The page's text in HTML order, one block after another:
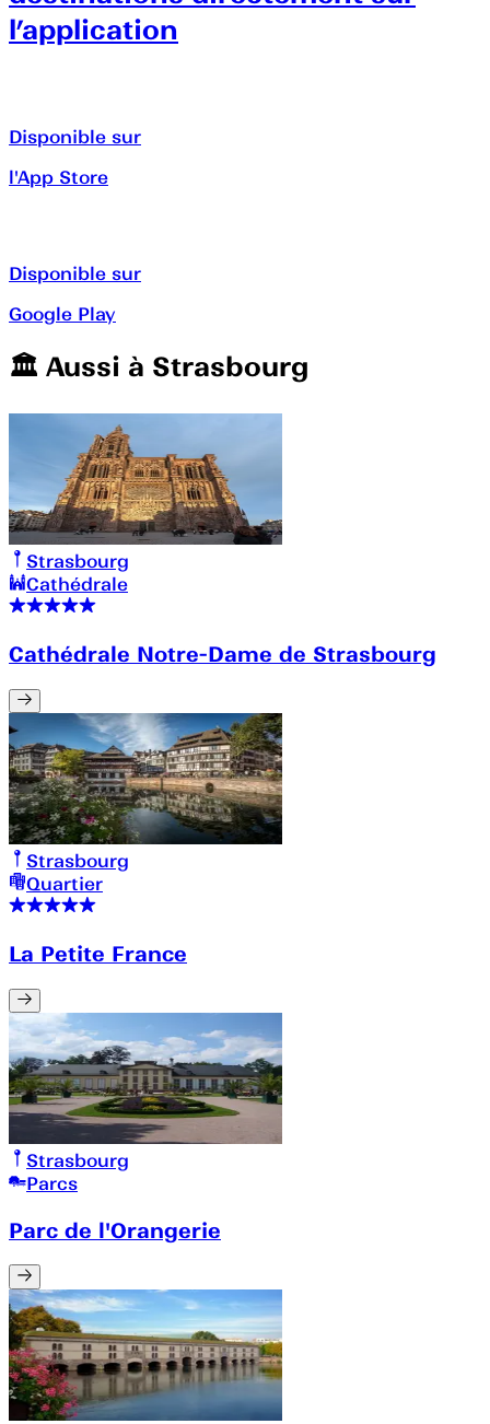
l’application
Disponible sur
l'App Store
Disponible sur
Google Play
🏛️️ Aussi à Strasbourg
Strasbourg
Cathédrale
Cathédrale Notre-Dame de Strasbourg
Strasbourg
Quartier
La Petite France
Strasbourg
Parcs
Parc de l'Orangerie